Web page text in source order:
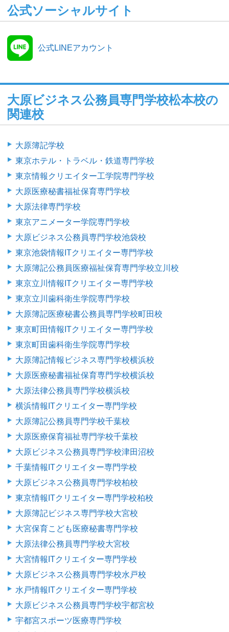
公式ソーシャルサイト
公式LINEアカウント
大原ビジネス公務員専門学校松本校の
関連校
大原簿記学校
東京ホテル・トラベル・鉄道専門学校
東京情報クリエイター工学院専門学校
大原医療秘書福祉保育専門学校
大原法律専門学校
東京アニメーター学院専門学校
大原ビジネス公務員専門学校池袋校
東京池袋情報ITクリエイター専門学校
大原簿記公務員医療福祉保育専門学校立川校
東京立川情報ITクリエイター専門学校
東京立川歯科衛生学院専門学校
大原簿記医療秘書公務員専門学校町田校
東京町田情報ITクリエイター専門学校
東京町田歯科衛生学院専門学校
大原簿記情報ビジネス専門学校横浜校
大原医療秘書福祉保育専門学校横浜校
大原法律公務員専門学校横浜校
横浜情報ITクリエイター専門学校
大原簿記公務員専門学校千葉校
大原医療保育福祉専門学校千葉校
大原ビジネス公務員専門学校津田沼校
千葉情報ITクリエイター専門学校
大原ビジネス公務員専門学校柏校
東京情報ITクリエイター専門学校柏校
大原簿記ビジネス専門学校大宮校
大宮保育こども医療秘書専門学校
大原法律公務員専門学校大宮校
大宮情報ITクリエイター専門学校
大原ビジネス公務員専門学校水戸校
水戸情報ITクリエイター専門学校
大原ビジネス公務員専門学校宇都宮校
宇都宮スポーツ医療専門学校